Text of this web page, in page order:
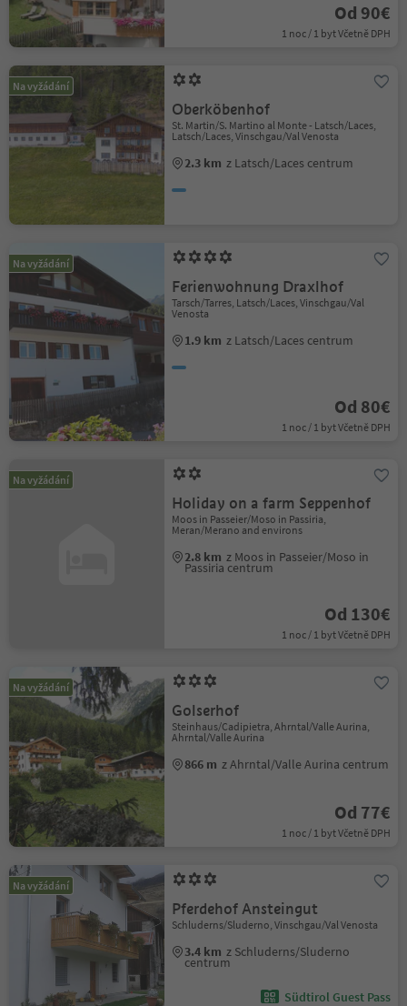
Od 90€
1 noc / 1 byt Včetně DPH
Na vyžádání
Oberköbenhof
St. Martin/S. Martino al Monte - Latsch/Laces,
Latsch/Laces, Vinschgau/Val Venosta
2.3 km z Latsch/Laces centrum
Na vyžádání
Ferienwohnung Draxlhof
Tarsch/Tarres, Latsch/Laces, Vinschgau/Val
Venosta
1.9 km z Latsch/Laces centrum
Od 80€
1 noc / 1 byt Včetně DPH
Na vyžádání
Holiday on a farm Seppenhof
Moos in Passeier/Moso in Passiria,
Meran/Merano and environs
2.8 km z Moos in Passeier/Moso in
Passiria centrum
Od 130€
1 noc / 1 byt Včetně DPH
Na vyžádání
Golserhof
Steinhaus/Cadipietra, Ahrntal/Valle Aurina,
Ahrntal/Valle Aurina
866 m z Ahrntal/Valle Aurina centrum
Od 77€
1 noc / 1 byt Včetně DPH
Na vyžádání
Pferdehof Ansteingut
Schluderns/Sluderno, Vinschgau/Val Venosta
3.4 km z Schluderns/Sluderno
centrum
Südtirol Guest Pass